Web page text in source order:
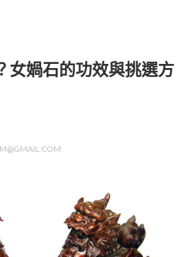
女媧石的功效與挑選方